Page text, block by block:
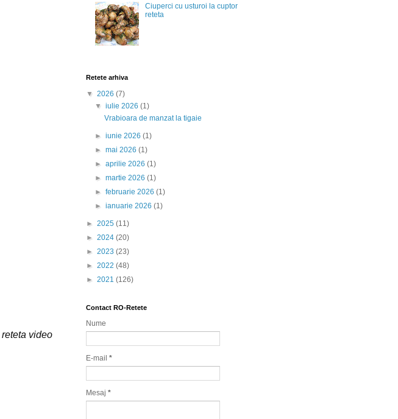
reteta video
Ciuperci cu usturoi la cuptor
reteta
Retete arhiva
▼ 2026 (7)
▼iulie 2026(1)
Vrabioara de manzat la tigaie
►iunie 2026(1)
►mai 2026(1)
►aprilie 2026(1)
►martie 2026(1)
►februarie 2026(1)
►ianuarie 2026(1)
► 2025 (11)
► 2024 (20)
► 2023 (23)
► 2022 (48)
► 2021 (126)
Contact RO-Retete
Nume
E-mail *
Mesaj *